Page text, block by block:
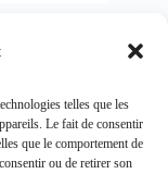
telles que les
Le fait de consentir
que le comportement de
ou de retirer son
SAS